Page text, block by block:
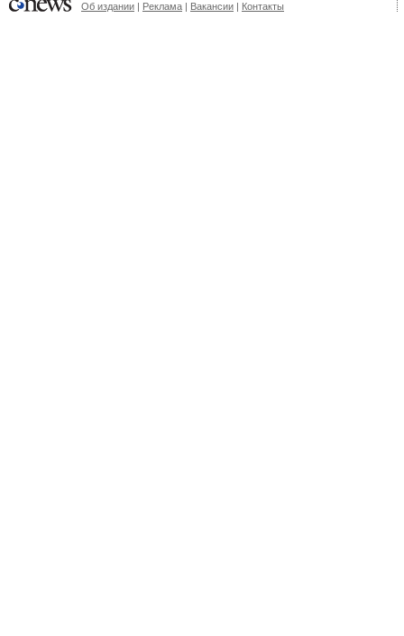
Об издании | Реклама | Вакансии | Контакты